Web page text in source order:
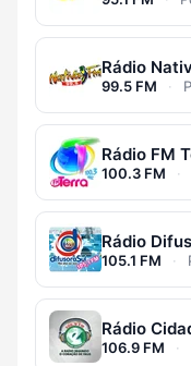
Rádio
99.5 FM ·
Rádio FM
100.3 FM ·
Rádio
105.1 FM ·
Rádio
106.9 FM ·